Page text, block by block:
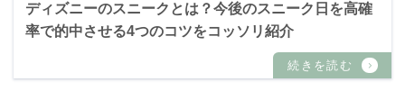
ディズニーのスニークとは？今後のスニーク日を高確
率で的中させる4つのコツをコッソリ紹介